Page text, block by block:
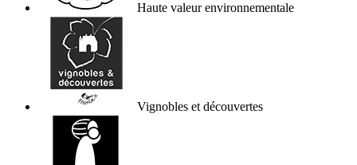
Haute valeur environnementale
Vignobles et découvertes